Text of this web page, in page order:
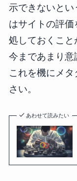
示できないと
はサイトの評
処しておくこと
今まであまり意
これを機にメ
さい。
あわせて読みたい